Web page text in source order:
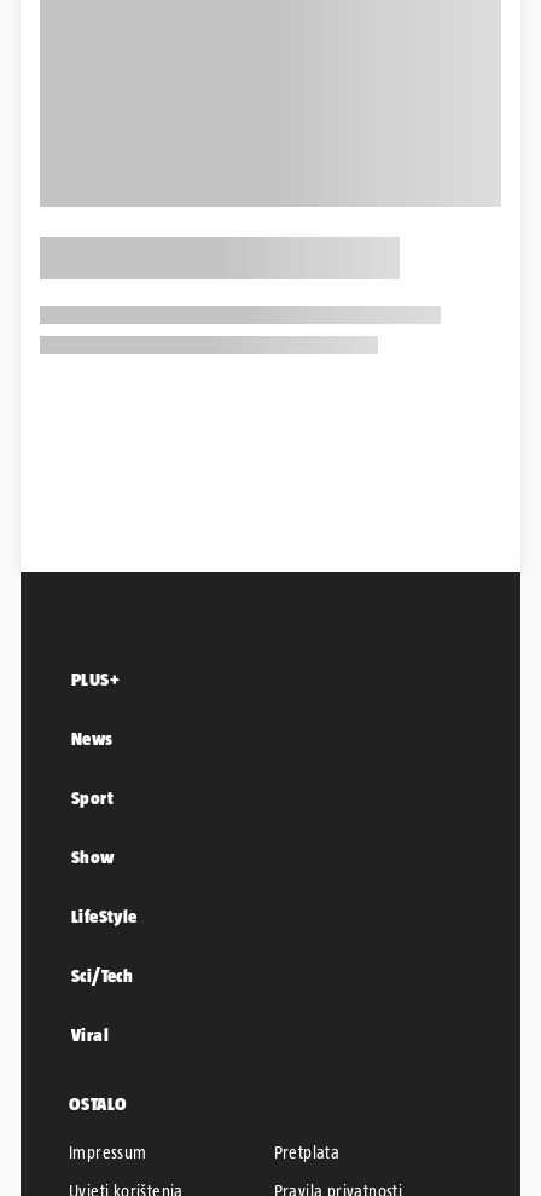
PLUS+
News
Sport
Show
LifeStyle
Sci/Tech
Viral
OSTALO
Impressum
Pretplata
Uvjeti korištenja
Pravila privatnosti